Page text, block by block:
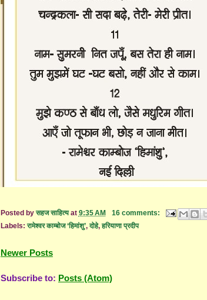
Posted byसहज साहित्य at 9:35 AM
16 comments:
Labels:रामेश्वर काम्बोज ‘हिमांशु’,दोहे,हरियाणा प्रदीप
Newer Posts
Subscribe to: Posts (Atom)